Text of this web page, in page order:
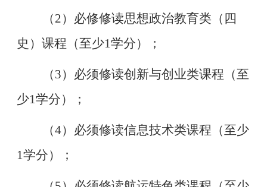
（2）必修修读思想政治教育类（四
史）课程（至少1学分）；
（3）必须修读创新与创业类课程（至
少1学分）；
（4）必须修读信息技术类课程（至少
1学分）；